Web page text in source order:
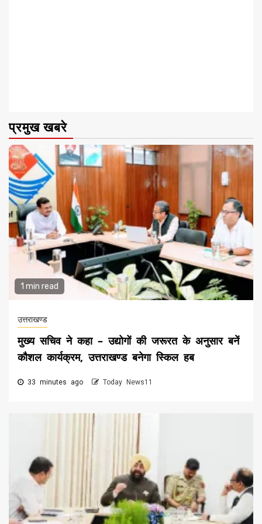
प्रमुख खबरे
1 min read
उत्तराखण्ड
मुख्य सचिव ने कहा – उद्योगों की जरूरत के अनुसार बनें
कौशल कार्यक्रम, उत्तराखण्ड बनेगा स्किल हब
33 minutes ago Today News11